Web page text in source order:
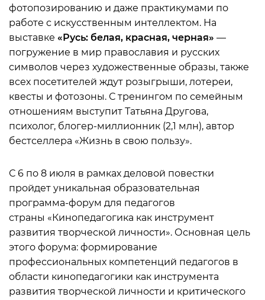
фотопозированию и даже практикумами по
работе с искусственным интеллектом. На
выставке «Русь: белая, красная, черная» —
погружение в мир православия и русских
символов через художественные образы, также
всех посетителей ждут розыгрыши, лотереи,
квесты и фотозоны. С тренингом по семейным
отношениям выступит Татьяна Другова,
психолог, блогер-миллионник (2,1 млн), автор
бестселлера «Жизнь в свою пользу».
С 6 по 8 июля в рамках деловой повестки
пройдет уникальная образовательная
программа-форум для педагогов
страны «Кинопедагогика как инструмент
развития творческой личности». Основная цель
этого форума: формирование
профессиональных компетенций педагогов в
области кинопедагогики как инструмента
развития творческой личности и критического